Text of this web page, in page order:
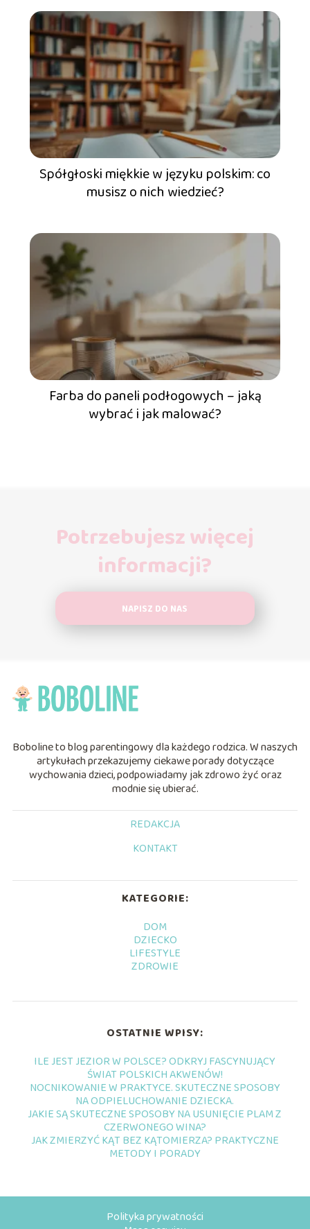
Spółgłoski miękkie w języku polskim: co
musisz o nich wiedzieć?
Farba do paneli podłogowych – jaką
wybrać i jak malować?
Potrzebujesz więcej
informacji?
NAPISZ DO NAS
Boboline to blog parentingowy dla każdego rodzica. W naszych
artykułach przekazujemy ciekawe porady dotyczące
wychowania dzieci, podpowiadamy jak zdrowo żyć oraz
modnie się ubierać.
REDAKCJA
KONTAKT
KATEGORIE:
DOM
DZIECKO
LIFESTYLE
ZDROWIE
OSTATNIE WPISY:
ILE JEST JEZIOR W POLSCE? ODKRYJ FASCYNUJĄCY
ŚWIAT POLSKICH AKWENÓW!
NOCNIKOWANIE W PRAKTYCE. SKUTECZNE SPOSOBY
NA ODPIELUCHOWANIE DZIECKA.
JAKIE SĄ SKUTECZNE SPOSOBY NA USUNIĘCIE PLAM Z
CZERWONEGO WINA?
JAK ZMIERZYĆ KĄT BEZ KĄTOMIERZA? PRAKTYCZNE
METODY I PORADY
Polityka prywatności